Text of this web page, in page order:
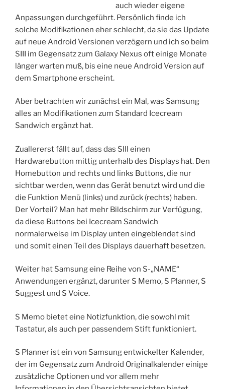
auch wieder eigene
Anpassungen durchgeführt. Persönlich finde ich
solche Modifikationen eher schlecht, da sie das Update
auf neue Android Versionen verzögern und ich so beim
SIII im Gegensatz zum Galaxy Nexus oft einige Monate
länger warten muß, bis eine neue Android Version auf
dem Smartphone erscheint.
Aber betrachten wir zunächst ein Mal, was Samsung
alles an Modifikationen zum Standard Icecream
Sandwich ergänzt hat.
Zuallererst fällt auf, dass das SIII einen
Hardwarebutton mittig unterhalb des Displays hat. Den
Homebutton und rechts und links Buttons, die nur
sichtbar werden, wenn das Gerät benutzt wird und die
die Funktion Menü (links) und zurück (rechts) haben.
Der Vorteil? Man hat mehr Bildschirm zur Verfügung,
da diese Buttons bei Icecream Sandwich
normalerweise im Display unten eingeblendet sind
und somit einen Teil des Displays dauerhaft besetzen.
Weiter hat Samsung eine Reihe von S-„NAME“
Anwendungen ergänzt, darunter S Memo, S Planner, S
Suggest und S Voice.
S Memo bietet eine Notizfunktion, die sowohl mit
Tastatur, als auch per passendem Stift funktioniert.
S Planner ist ein von Samsung entwickelter Kalender,
der im Gegensatz zum Android Originalkalender einige
zusätzliche Optionen und vor allem mehr